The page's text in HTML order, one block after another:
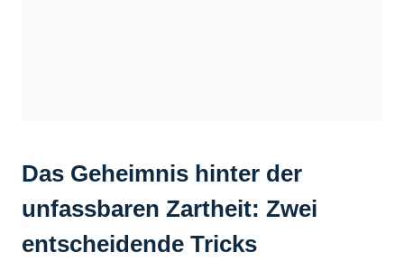
Das Geheimnis hinter der
unfassbaren Zartheit: Zwei
entscheidende Tricks